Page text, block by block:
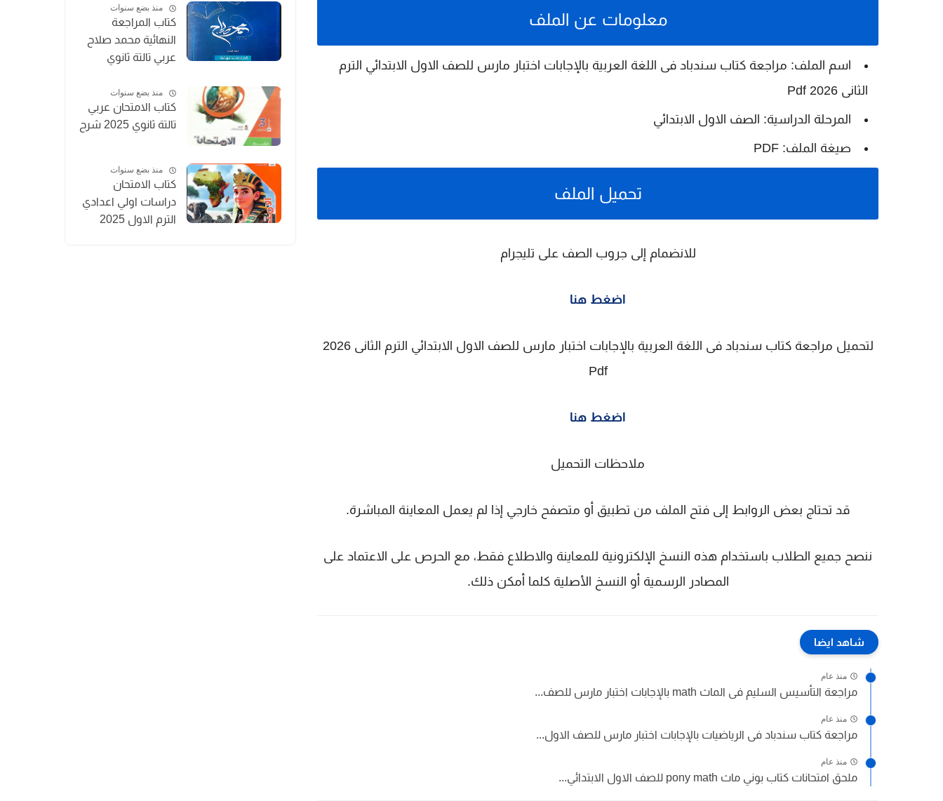
معلومات عن الملف
اسم الملف: مراجعة كتاب سندباد فى اللغة العربية بالإجابات اختبار مارس للصف الاول الابتدائي الترم
الثانى 2026 Pdf
المرحلة الدراسية: الصف الاول الابتدائي
صيغة الملف: PDF
تحميل الملف
للانضمام إلى جروب الصف على تليجرام
اضغط هنا
لتحميل مراجعة كتاب سندباد فى اللغة العربية بالإجابات اختبار مارس للصف الاول الابتدائي الترم الثانى 2026
Pdf
اضغط هنا
ملاحظات التحميل
قد تحتاج بعض الروابط إلى فتح الملف من تطبيق أو متصفح خارجي إذا لم يعمل المعاينة المباشرة.
ننصح جميع الطلاب باستخدام هذه النسخ الإلكترونية للمعاينة والاطلاع فقط، مع الحرص على الاعتماد على
المصادر الرسمية أو النسخ الأصلية كلما أمكن ذلك.
شاهد ايضا
منذ عام
مراجعة التأسيس السليم فى الماث math بالإجابات اختبار مارس للصف...
منذ عام
مراجعة كتاب سندباد فى الرياضيات بالإجابات اختبار مارس للصف الاول...
منذ عام
ملحق امتحانات كتاب بوني ماث pony math للصف الاول الابتدائي...
منذ بضع سنوات
كتاب المراجعة
النهائية محمد صلاح
عربي تالتة ثانوي
منذ بضع سنوات
كتاب الامتحان عربي
تالتة ثانوي 2025 شرح
منذ بضع سنوات
كتاب الامتحان
دراسات اولي اعدادي
الترم الاول 2025